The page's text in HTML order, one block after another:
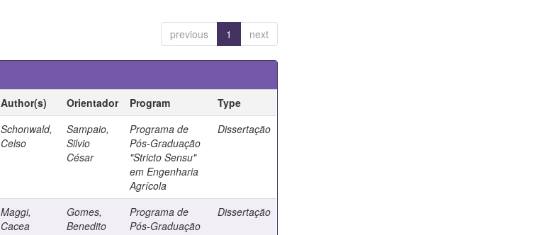
previous 1 next
Author(s) Orientador Program
Type
Schonwald,
Celso
Sampaio,
Silvio
César
Programa de
Pós-Graduação
"Stricto Sensu"
em Engenharia
Agrícola
Dissertação
Maggi,
Cacea
Gomes,
Benedito
Programa de
Pós-Graduação
Dissertação